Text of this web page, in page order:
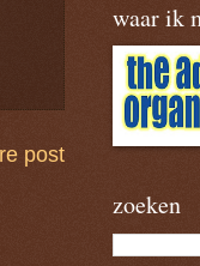
post
waar ik
zoeken